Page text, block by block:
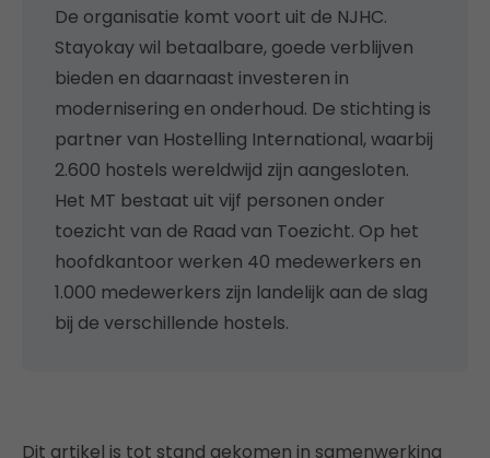
De organisatie komt voort uit de NJHC.
Stayokay wil betaalbare, goede verblijven
bieden en daarnaast investeren in
modernisering en onderhoud. De stichting is
partner van Hostelling International, waarbij
2.600 hostels wereldwijd zijn aangesloten.
Het MT bestaat uit vijf personen onder
toezicht van de Raad van Toezicht. Op het
hoofdkantoor werken 40 medewerkers en
1.000 medewerkers zijn landelijk aan de slag
bij de verschillende hostels.
Dit artikel is tot stand gekomen in samenwerking